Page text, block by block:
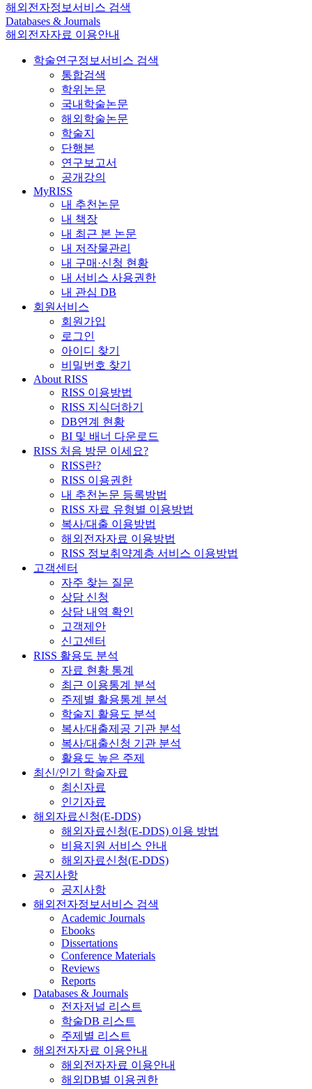
해외전자정보서비스 검색
Databases & Journals
해외전자자료 이용안내
학술연구정보서비스 검색
통합검색
학위논문
국내학술논문
해외학술논문
학술지
단행본
연구보고서
공개강의
MyRISS
내 추천논문
내 책장
내 최근 본 논문
내 저작물관리
내 구매·신청 현황
내 서비스 사용권한
내 관심 DB
회원서비스
회원가입
로그인
아이디 찾기
비밀번호 찾기
About RISS
RISS 이용방법
RISS 지식더하기
DB연계 현황
BI 및 배너 다운로드
RISS 처음 방문 이세요?
RISS란?
RISS 이용권한
내 추천논문 등록방법
RISS 자료 유형별 이용방법
복사/대출 이용방법
해외전자자료 이용방법
RISS 정보취약계층 서비스 이용방법
고객센터
자주 찾는 질문
상담 신청
상담 내역 확인
고객제안
신고센터
RISS 활용도 분석
자료 현황 통계
최근 이용통계 분석
주제별 활용통계 분석
학술지 활용도 분석
복사/대출제공 기관 분석
복사/대출신청 기관 분석
활용도 높은 주제
최신/인기 학술자료
최신자료
인기자료
해외자료신청(E-DDS)
해외자료신청(E-DDS) 이용 방법
비용지원 서비스 안내
해외자료신청(E-DDS)
공지사항
공지사항
해외전자정보서비스 검색
Academic Journals
Ebooks
Dissertations
Conference Materials
Reviews
Reports
Databases & Journals
전자저널 리스트
학술DB 리스트
주제별 리스트
해외전자자료 이용안내
해외전자자료 이용안내
해외DB별 이용권한